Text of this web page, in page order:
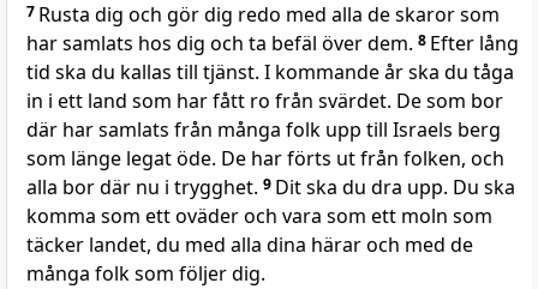
7 Rusta dig och gör dig redo med alla de skaror som
har samlats hos dig och ta befäl över dem. 8 Efter lång
tid ska du kallas till tjänst. I kommande år ska du tåga
in i ett land som har fått ro från svärdet. De som bor
där har samlats från många folk upp till Israels berg
som länge legat öde. De har förts ut från folken, och
alla bor där nu i trygghet. 9 Dit ska du dra upp. Du ska
komma som ett oväder och vara som ett moln som
täcker landet, du med alla dina härar och med de
många folk som följer dig.